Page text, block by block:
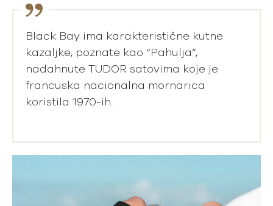
Black Bay ima karakteristične kutne
kazaljke, poznate kao “Pahulja”,
nadahnute TUDOR satovima koje je
francuska nacionalna mornarica
koristila 1970-ih.